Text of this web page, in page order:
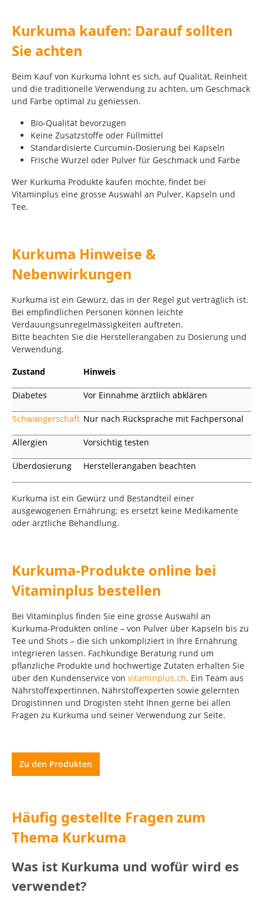
Kurkuma kaufen: Darauf sollten
Sie achten
Beim Kauf von Kurkuma lohnt es sich, auf Qualität, Reinheit
und die traditionelle Verwendung zu achten, um Geschmack
und Farbe optimal zu geniessen.
Bio-Qualität bevorzugen
Keine Zusatzstoffe oder Füllmittel
Standardisierte Curcumin-Dosierung bei Kapseln
Frische Wurzel oder Pulver für Geschmack und Farbe
Wer Kurkuma Produkte kaufen möchte, findet bei
Vitaminplus eine grosse Auswahl an Pulver, Kapseln und
Tee.
Kurkuma Hinweise &
Nebenwirkungen
Kurkuma ist ein Gewürz, das in der Regel gut verträglich ist.
Bei empfindlichen Personen können leichte
Verdauungsunregelmässigkeiten auftreten.
Bitte beachten Sie die Herstellerangaben zu Dosierung und
Verwendung.
Zustand
Hinweis
Diabetes Vor Einnahme ärztlich abklären
Schwangerschaft Nur nach Rücksprache mit Fachpersonal
Allergien Vorsichtig testen
Überdosierung Herstellerangaben beachten
Kurkuma ist ein Gewürz und Bestandteil einer
ausgewogenen Ernährung; es ersetzt keine Medikamente
oder ärztliche Behandlung.
Kurkuma-Produkte online bei
Vitaminplus bestellen
Bei Vitaminplus finden Sie eine grosse Auswahl an
Kurkuma-Produkten online – von Pulver über Kapseln bis zu
Tee und Shots – die sich unkompliziert in Ihre Ernährung
integrieren lassen. Fachkundige Beratung rund um
pflanzliche Produkte und hochwertige Zutaten erhalten Sie
über den Kundenservice von vitaminplus.ch. Ein Team aus
Nährstoffexpertinnen, Nährstoffexperten sowie gelernten
Drogistinnen und Drogisten steht Ihnen gerne bei allen
Fragen zu Kurkuma und seiner Verwendung zur Seite.
Zu den Produkten
Häufig gestellte Fragen zum
Thema Kurkuma
Was ist Kurkuma und wofür wird es
verwendet?